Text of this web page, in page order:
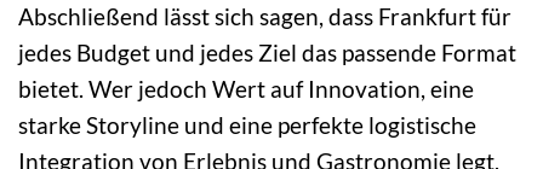
Abschließend lässt sich sagen, dass Frankfurt für
jedes Budget und jedes Ziel das passende Format
bietet. Wer jedoch Wert auf Innovation, eine
starke Storyline und eine perfekte logistische
Integration von Erlebnis und Gastronomie legt,